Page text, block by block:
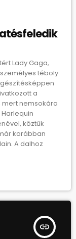
Lady Gaga,
téboly
a
nemsokára
köztük
korábban
A dalhoz
insert_link